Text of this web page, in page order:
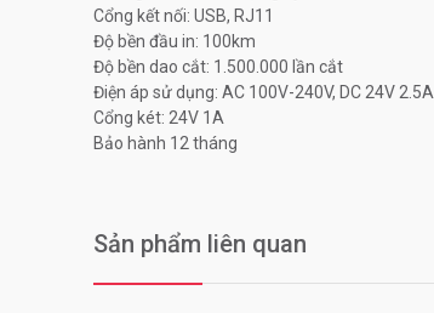
Cổng kết nối: USB, RJ11
Độ bền đầu in: 100km
Độ bền dao cắt: 1.500.000 lần cắt
Điện áp sử dụng: AC 100V-240V, DC 24V 2.5A
Cổng két: 24V 1A
Bảo hành 12 tháng
Sản phẩm liên quan